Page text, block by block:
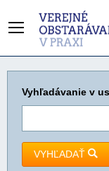
Vyhľadávanie v
VYHĽADAŤ